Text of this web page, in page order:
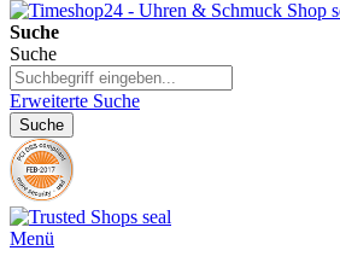
Suche
Suche
Erweiterte Suche
Suche
Menü